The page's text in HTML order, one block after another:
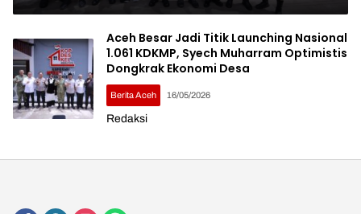
Aceh Besar Jadi Titik Launching Nasional
1.061 KDKMP, Syech Muharram Optimistis
Dongkrak Ekonomi Desa
Berita Aceh 16/05/2026
Redaksi